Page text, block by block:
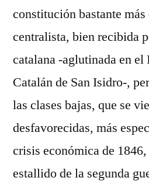
constitución bastante
centralista, bien recibida
catalana -aglutinada en
Catalán de San Isidro-,
las clases bajas, que se
desfavorecidas, más
crisis económica de
estallido de la segunda